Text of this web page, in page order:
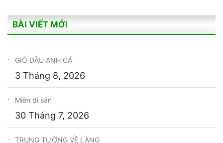
BÀI VIẾT MỚI
GIỖ ĐẦU ANH CẢ
3 Tháng 8, 2026
Miền di sản
30 Tháng 7, 2026
TRUNG TƯỚNG VỀ LÀNG